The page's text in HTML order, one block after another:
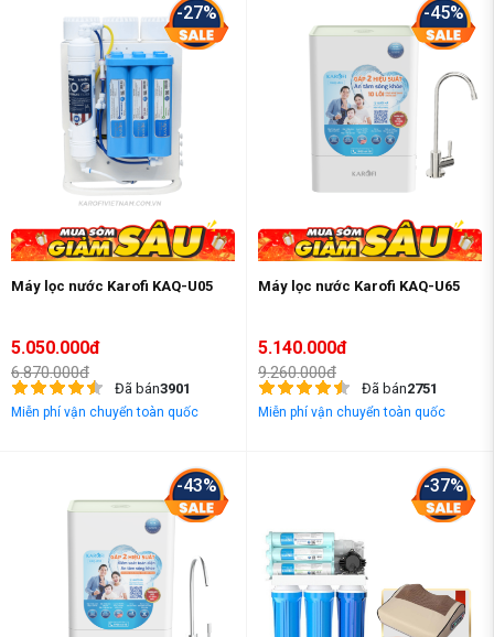
-27%
Máy lọc nước Karofi KAQ-U05
5.050.000đ
6.870.000đ
Đã bán3901
Miễn phí vận chuyển toàn quốc
-45%
Máy lọc nước Karofi KAQ-U65
5.140.000đ
9.260.000đ
Đã bán2751
Miễn phí vận chuyển toàn quốc
-43% -37%